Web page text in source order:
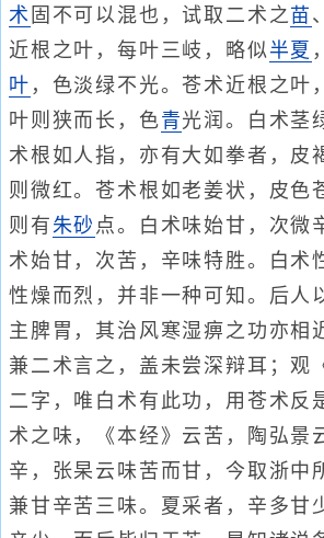
术 固不可以混也，试取二术之苗
近根之叶，每叶三岐，略似半夏
叶 ，色淡绿不光。苍术近根之叶
叶则狭而长，色青光润。白术茎
术根如人指，亦有大如拳者，皮
则微红。苍术根如老姜状，皮色
则有朱砂 点。白术味始甘，次微
术始甘，次苦，辛味特胜。白术
性燥而烈，并非一种可知。后人
主脾胃，其治风寒湿痹之功亦相
兼二术言之，盖未尝深辩耳；观
二字，唯白术有此功，用苍术反
术之味，《本经》云苦，陶弘景
辛，张杲云味苦而甘，今取浙中
兼甘辛苦三味。夏采者，辛多甘